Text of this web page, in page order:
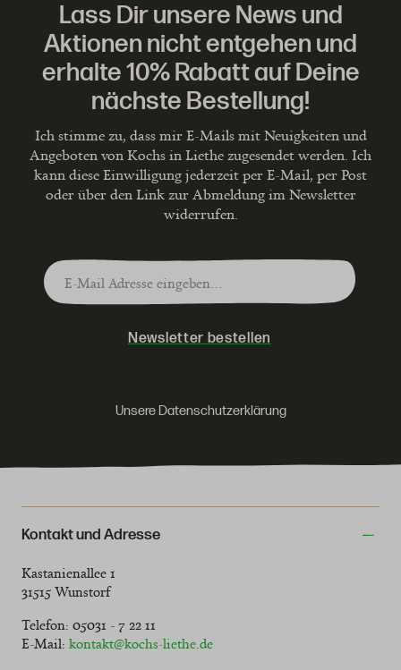
Lass Dir unsere News und
Aktionen nicht entgehen und
erhalte 10% Rabatt auf Deine
nächste Bestellung!
Ich stimme zu, dass mir E-Mails mit Neuigkeiten und
Angeboten von Kochs in Liethe zugesendet werden. Ich
kann diese Einwilligung jederzeit per E-Mail, per Post
oder über den Link zur Abmeldung im Newsletter
widerrufen.
Newsletter bestellen
Unsere Datenschutzerklärung
Kontakt und Adresse
Kastanienallee 1
31515 Wunstorf
Telefon: 05031 - 7 22 11
E-Mail: kontakt@kochs-liethe.de